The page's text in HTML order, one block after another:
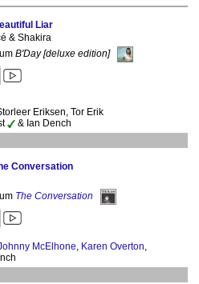
Liar
& Shakira
B'Day [deluxe edition]
Eriksen, Tor Erik
& Ian Dench
Conversation
The Conversation
McElhone, Karen Overton,